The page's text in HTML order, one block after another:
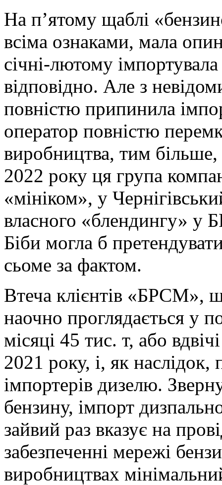
На п’ятому щаблі
всіма ознаками, мала
січні-лютому
відповідно. Але з
повністю припинила
оператор повністю
виробництва, тим
2022 року ця група
«мініком», у
власного «блендингу» у
Біби могла б
сьоме за фактом.
Втеча клієнтів «БРСМ»,
наочно проглядається у
місяці 45 тис. т, або
2021 року, і, як
імпортерів дизелю.
бензину, імпорт
зайвий раз вказує на
забезпеченні мережі
виробництвах